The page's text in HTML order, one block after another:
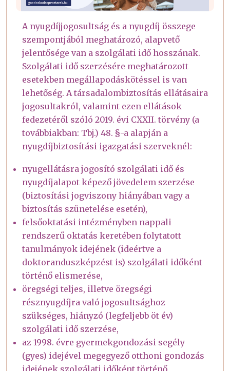
A nyugdíjjogosultság és a nyugdíj összege
szempontjából meghatározó, alapvető
jelentősége van a szolgálati idő hosszának.
Szolgálati idő szerzésére meghatározott
esetekben megállapodáskötéssel is van
lehetőség. A társadalombiztosítás ellátásaira
jogosultakról, valamint ezen ellátások
fedezetéről szóló 2019. évi CXXII. törvény (a
továbbiakban: Tbj.) 48. §-a alapján a
nyugdíjbiztosítási igazgatási szerveknél:
nyugellátásra jogosító szolgálati idő és
nyugdíjalapot képező jövedelem szerzése
(biztosítási jogviszony hiányában vagy a
biztosítás szünetelése esetén),
felsőoktatási intézményben nappali
rendszerű oktatás keretében folytatott
tanulmányok idejének (ideértve a
doktoranduszképzést is) szolgálati időként
történő elismerése,
öregségi teljes, illetve öregségi
résznyugdíjra való jogosultsághoz
szükséges, hiányzó (legfeljebb öt év)
szolgálati idő szerzése,
az 1998. évre gyermekgondozási segély
(gyes) idejével megegyező otthoni gondozás